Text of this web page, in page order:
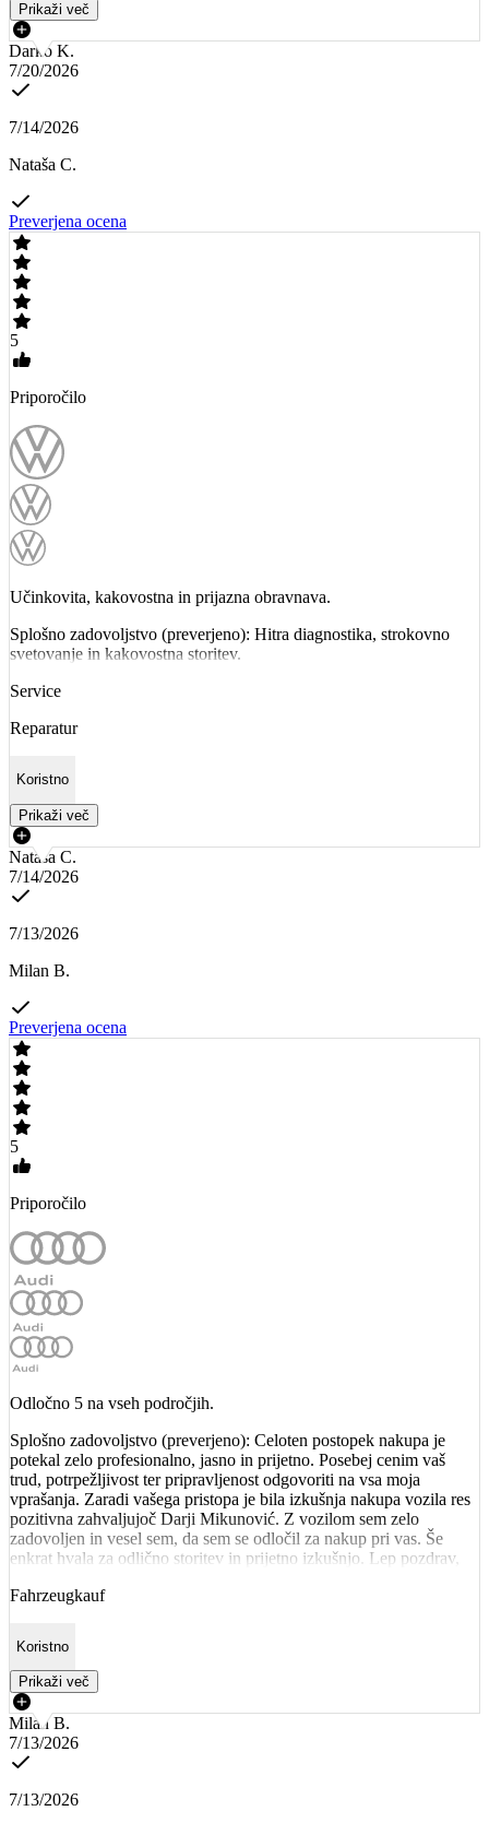
Prikaži več
Darko K.
7/20/2026
7/14/2026
Nataša C.
Preverjena ocena
5
Priporočilo
Učinkovita, kakovostna in prijazna obravnava.
Splošno zadovoljstvo (preverjeno): Hitra diagnostika, strokovno
svetovanje in kakovostna storitev.
Service
Reparatur
Koristno
Prikaži več
Nataša C.
7/14/2026
7/13/2026
Milan B.
Preverjena ocena
5
Priporočilo
Odločno 5 na vseh področjih.
Splošno zadovoljstvo (preverjeno): Celoten postopek nakupa je
potekal zelo profesionalno, jasno in prijetno. Posebej cenim vaš
trud, potrpežljivost ter pripravljenost odgovoriti na vsa moja
vprašanja. Zaradi vašega pristopa je bila izkušnja nakupa vozila res
pozitivna zahvaljujoč Darji Mikunović. Z vozilom sem zelo
zadovoljen in vesel sem, da sem se odločil za nakup pri vas. Še
enkrat hvala za odlično storitev in prijetno izkušnjo. Lep pozdrav,
Fahrzeugkauf
Koristno
Prikaži več
Milan B.
7/13/2026
7/13/2026